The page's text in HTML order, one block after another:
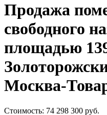
Продажа
свободного
площадью
Москва-
Стоимость: 74 298 300 руб.